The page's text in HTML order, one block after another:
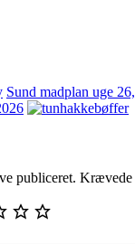
Sund madplan uge
publiceret. Krævede